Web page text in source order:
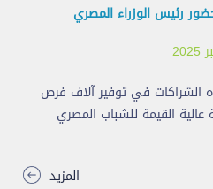
رئيس الوزراء المصري
في توفير آلاف فرص
عالية القيمة للشباب المصري
المزيد